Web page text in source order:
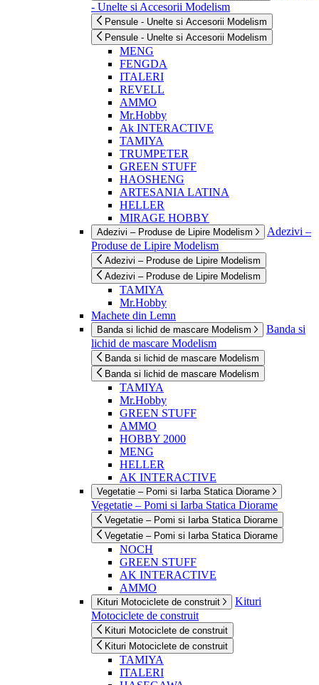
- Unelte si Accesorii Modelism
Pensule - Unelte si Accesorii Modelism
Pensule - Unelte si Accesorii Modelism
MENG
FENGDA
ITALERI
REVELL
AMMO
Mr.Hobby
Ak INTERACTIVE
TAMIYA
TRUMPETER
GREEN STUFF
HAOSHENG
ARTESANIA LATINA
HELLER
MIRAGE HOBBY
Adezivi – Produse de Lipire Modelism
Adezivi –
Produse de Lipire Modelism
Adezivi – Produse de Lipire Modelism
Adezivi – Produse de Lipire Modelism
TAMIYA
Mr.Hobby
Machete din Lemn
Banda si lichid de mascare Modelism
Banda si
lichid de mascare Modelism
Banda si lichid de mascare Modelism
Banda si lichid de mascare Modelism
TAMIYA
Mr.Hobby
GREEN STUFF
AMMO
HOBBY 2000
MENG
HELLER
AK INTERACTIVE
Vegetatie – Pomi si Iarba Statica Diorame
Vegetatie – Pomi si Iarba Statica Diorame
Vegetatie – Pomi si Iarba Statica Diorame
Vegetatie – Pomi si Iarba Statica Diorame
NOCH
GREEN STUFF
AK INTERACTIVE
AMMO
Kituri Motociclete de construit
Kituri
Motociclete de construit
Kituri Motociclete de construit
Kituri Motociclete de construit
TAMIYA
ITALERI